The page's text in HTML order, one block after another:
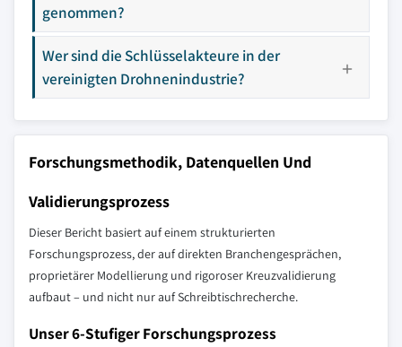
genommen?
Wer sind die Schlüsselakteure in der
vereinigten Drohnenindustrie?
Forschungsmethodik, Datenquellen Und
Validierungsprozess
Dieser Bericht basiert auf einem strukturierten
Forschungsprozess, der auf direkten Branchengesprächen,
proprietärer Modellierung und rigoroser Kreuzvalidierung
aufbaut – und nicht nur auf Schreibtischrecherche.
Unser 6-Stufiger Forschungsprozess